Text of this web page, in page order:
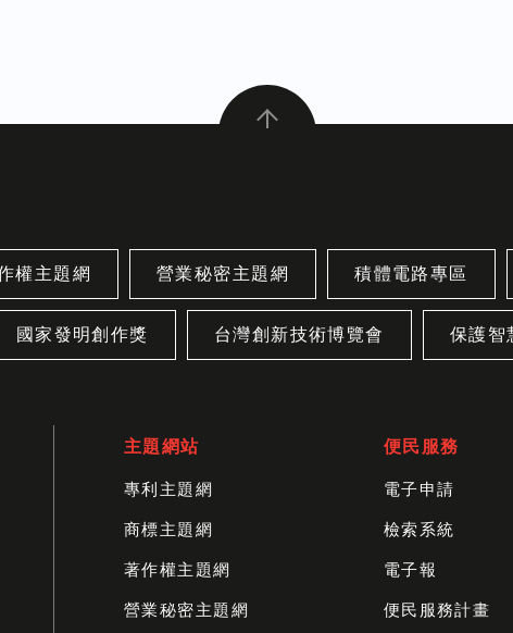
權主題網 營業秘密主題網 積體電路專區
國家發明創作獎 台灣創新技術博覽會 保護智
主題網站
專利主題網
商標主題網
著作權主題網
營業秘密主題網
便民服務
電子申請
檢索系統
電子報
便民服務計畫